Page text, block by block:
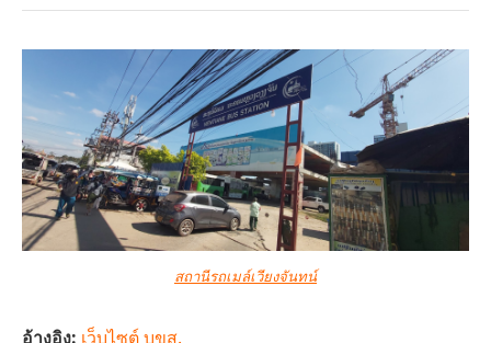
สถานีรถเมล์เวียงจันทน์
อ้างอิง: เว็บไซต์ บขส.